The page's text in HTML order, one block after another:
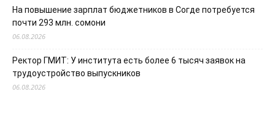
На повышение зарплат бюджетников в Согде потребуется
почти 293 млн. сомони
06.08.2026
Ректор ГМИТ: У института есть более 6 тысяч заявок на
трудоустройство выпускников
06.08.2026